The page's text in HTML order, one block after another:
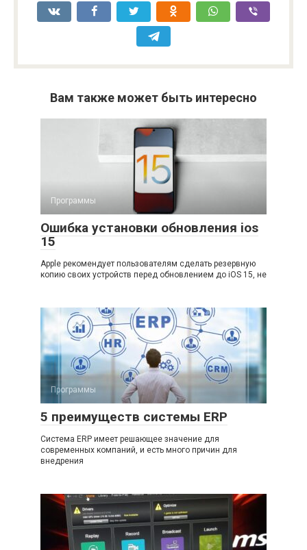
Вам также может быть интересно
Программы
Ошибка установки обновления ios
15
Apple рекомендует пользователям сделать резервную
копию своих устройств перед обновлением до iOS 15, не
Программы
5 преимуществ системы ERP
Система ERP имеет решающее значение для
современных компаний, и есть много причин для
внедрения